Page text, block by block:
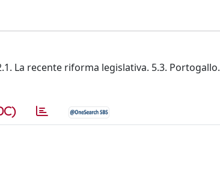
La recente riforma legislativa. 5.3. Portogallo.